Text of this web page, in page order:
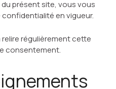
présent site, vous vous
en vigueur.
régulièrement cette
consentement.